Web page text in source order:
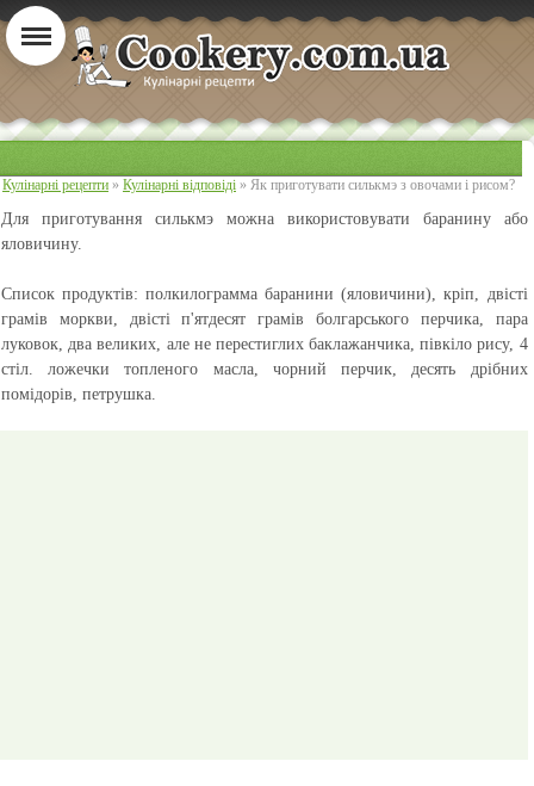
Кулінарні рецепти » Кулінарні відповіді » Як приготувати силькмэ з овочами і рисом?
Для приготування силькмэ можна використовувати баранину або
яловичину.
Список продуктів: полкилограмма баранини (яловичини), кріп, двісті
грамів моркви, двісті п'ятдесят грамів болгарського перчика, пара
луковок, два великих, але не перестиглих баклажанчика, півкіло рису, 4
стіл. ложечки топленого масла, чорний перчик, десять дрібних
помідорів, петрушка.